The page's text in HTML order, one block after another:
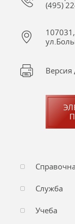
(495)
Версия
Служба
Учеба